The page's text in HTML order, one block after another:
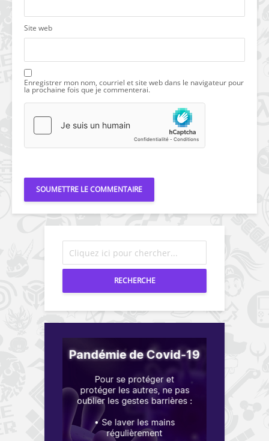
Site web
Enregistrer mon nom, courriel et site web dans le navigateur pour
la prochaine fois que je commenterai.
RECHERCHE